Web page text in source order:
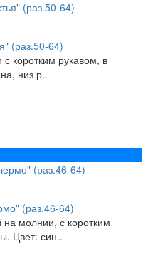
(раз.50-64)
коротким рукавом, в
низ р..
(раз.46-64)
молнии, с коротким
Цвет: син..